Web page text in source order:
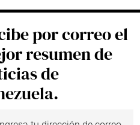
por correo el
resumen de
de